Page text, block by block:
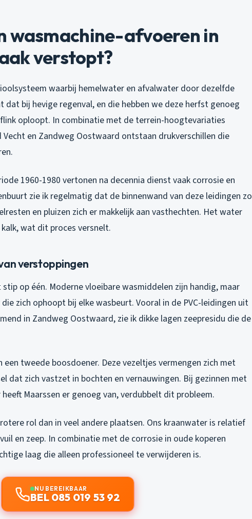
wasmachine-afvoeren in
verstopt?
waarbij hemelwater en afvalwater door dezelfde
bij hevige regenval, en die hebben we deze herfst genoeg
oploopt. In combinatie met de terrein-hoogtevariaties
Vecht en Zandweg Oostwaard ontstaan drukverschillen die
1960-1980 vertonen na decennia dienst vaak corrosie en
zie ik regelmatig dat de binnenwand van deze leidingen zo
en pluizen zich er makkelijk aan vasthechten. Het water
wat dit proces versnelt.
verstoppingen
op één. Moderne vloeibare wasmiddelen zijn handig, maar
zich ophoopt bij elke wasbeurt. Vooral in de PVC-leidingen uit
in Zandweg Oostwaard, zie ik dikke lagen zeepresidu die de
een tweede boosdoener. Deze vezeltjes vermengen zich met
dat zich vastzet in bochten en vernauwingen. Bij gezinnen met
Maarssen er genoeg van, verdubbelt dit probleem.
rol dan in veel andere plaatsen. Ons kraanwater is relatief
en zeep. In combinatie met de corrosie in oude koperen
laag die alleen professioneel te verwijderen is.
NU BEREIKBAAR
BEL 085 019 53 92